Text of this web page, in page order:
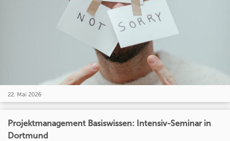
22. Mai 2026
Projektmanagement Basiswissen: Intensiv-Seminar in
Dortmund